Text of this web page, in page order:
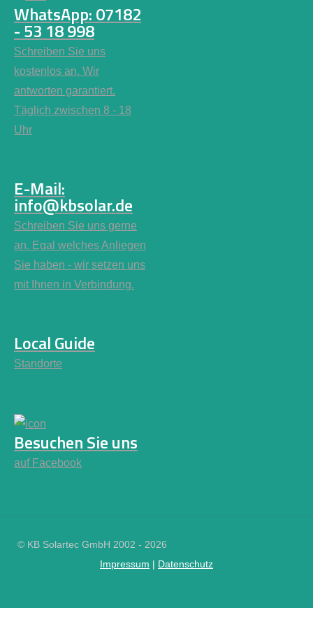
WhatsApp: 07182
- 53 18 998
Schreiben Sie uns
kostenlos an. Wir
antworten garantiert.
Täglich zwischen 8 - 18
Uhr
E-Mail:
info@kbsolar.de
Schreiben Sie uns gerne
an. Egal welches Anliegen
Sie haben - wir setzen uns
mit Ihnen in Verbindung.
Local Guide
Standorte
Besuchen Sie uns
auf Facebook
© KB Solartec GmbH 2002 - 2026
Impressum | Datenschutz